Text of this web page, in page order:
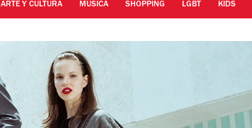
ARTE Y CULTURA MUSICA SHOPPING LGBT KIDS